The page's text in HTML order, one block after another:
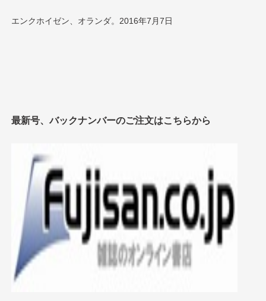
エンクホイゼン、オランダ。2016年7月7日
最新号、バックナンバーのご注文はこちらから